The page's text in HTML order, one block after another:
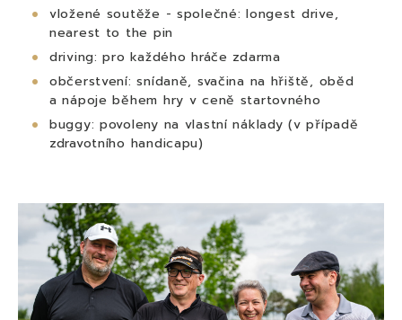
vložené soutěže - společné: longest drive,
nearest to the pin
driving: pro každého hráče zdarma
občerstvení: snídaně, svačina na hřiště, oběd
a nápoje během hry v ceně startovného
buggy: povoleny na vlastní náklady (v případě
zdravotního handicapu)